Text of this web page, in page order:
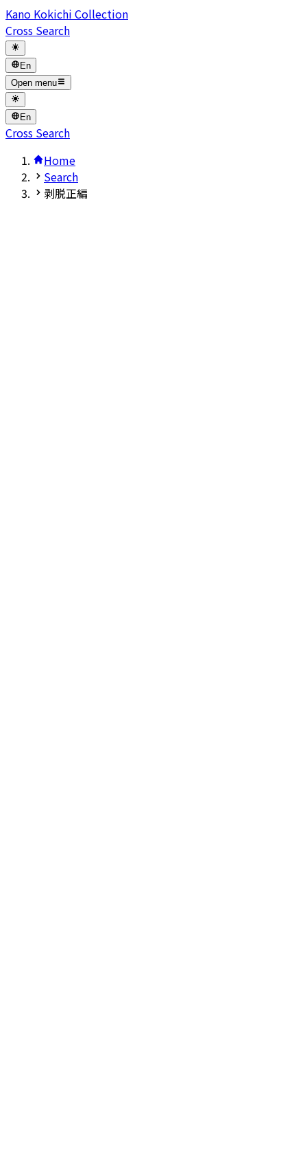
Kano Kokichi Collection
Cross Search
En
Open menu
En
Cross Search
Home
Search
剥脱正編